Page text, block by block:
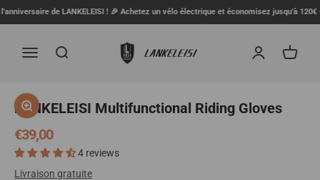
Skip to contentde LANKELEISI ! 🎉 Achetez un vélo électrique et économisez jusqu'à 120€
Menu Search
LANKELEISI FR
Login
Cart
Zoom
LANKELEISI Multifunctional Riding Gloves
Sale price
€39,00
4 reviews
Livraison gratuite